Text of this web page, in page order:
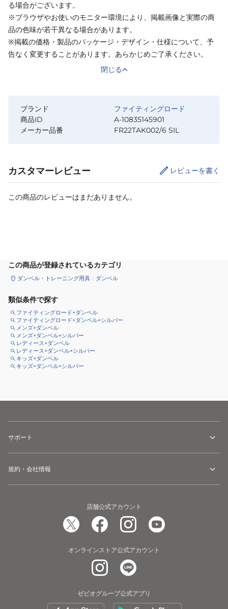
る場合がございます。
※ブラウザやお使いのモニター環境により、掲載画像と実際の商
品の色味が若干異なる場合があります。
※掲載の価格・製品のパッケージ・デザイン・仕様について、予
告なく変更することがあります。あらかじめご了承ください。
閉じる
ブランド
ファイティングロード
商品ID
A-10835145901
メーカー品番
FR22TAK002/6 SIL
カスタマーレビュー レビューを書く
この商品のレビューはまだありません。
この商品が登録されているカテゴリ
ダンベル・トレーニング用具 ダンベル
類似条件で探す
ファイティングロード×ダンベル
ファイティングロード×ダンベル×シルバー
メンズ×ダンベル
メンズ×ダンベル×シルバー
レディース×ダンベル
レディース×ダンベル×シルバー
キッズ×ダンベル
キッズ×ダンベル×シルバー
サポート
規約・会社情報
店舗公式アカウント
オンラインストア公式アカウント
ゼビオグループ公式アプリ